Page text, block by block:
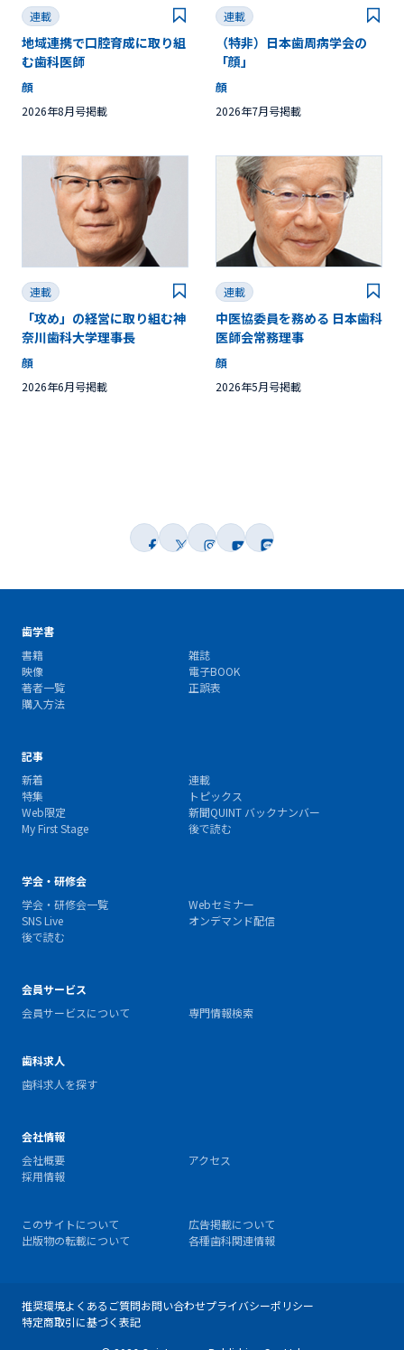
連載
地域連携で口腔育成に取り組
む歯科医師
顔
2026年8月号掲載
連載
（特非）日本歯周病学会の
「顔」
顔
2026年7月号掲載
連載
「攻め」の経営に取り組む神
奈川歯科大学理事長
顔
2026年6月号掲載
連載
中医協委員を務める 日本歯科
医師会常務理事
顔
2026年5月号掲載
歯学書
書籍
雑誌
映像
電子BOOK
著者一覧
正誤表
購入方法
記事
新着
連載
特集
トピックス
Web限定
新聞QUINT バックナンバー
My First Stage
後で読む
学会・研修会
学会・研修会一覧
Webセミナー
SNS Live
オンデマンド配信
後で読む
会員サービス
会員サービスについて
専門情報検索
歯科求人
歯科求人を探す
会社情報
会社概要
アクセス
採用情報
このサイトについて
広告掲載について
出版物の転載について
各種歯科関連情報
推奨環境よくあるご質問お問い合わせプライバシーポリシー
特定商取引に基づく表記